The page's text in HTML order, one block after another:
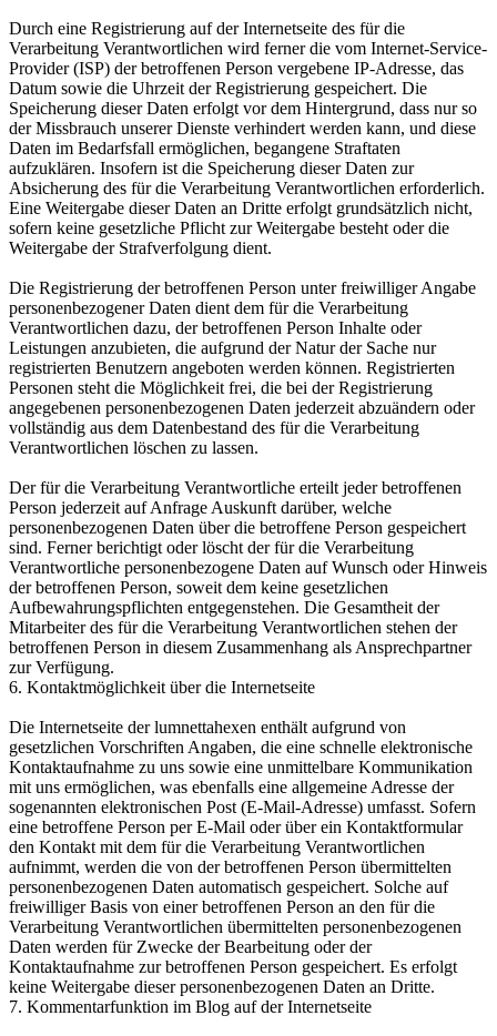
Durch eine Registrierung auf der Internetseite des für die
Verarbeitung Verantwortlichen wird ferner die vom Internet-Service-
Provider (ISP) der betroffenen Person vergebene IP-Adresse, das
Datum sowie die Uhrzeit der Registrierung gespeichert. Die
Speicherung dieser Daten erfolgt vor dem Hintergrund, dass nur so
der Missbrauch unserer Dienste verhindert werden kann, und diese
Daten im Bedarfsfall ermöglichen, begangene Straftaten
aufzuklären. Insofern ist die Speicherung dieser Daten zur
Absicherung des für die Verarbeitung Verantwortlichen erforderlich.
Eine Weitergabe dieser Daten an Dritte erfolgt grundsätzlich nicht,
sofern keine gesetzliche Pflicht zur Weitergabe besteht oder die
Weitergabe der Strafverfolgung dient.
Die Registrierung der betroffenen Person unter freiwilliger Angabe
personenbezogener Daten dient dem für die Verarbeitung
Verantwortlichen dazu, der betroffenen Person Inhalte oder
Leistungen anzubieten, die aufgrund der Natur der Sache nur
registrierten Benutzern angeboten werden können. Registrierten
Personen steht die Möglichkeit frei, die bei der Registrierung
angegebenen personenbezogenen Daten jederzeit abzuändern oder
vollständig aus dem Datenbestand des für die Verarbeitung
Verantwortlichen löschen zu lassen.
Der für die Verarbeitung Verantwortliche erteilt jeder betroffenen
Person jederzeit auf Anfrage Auskunft darüber, welche
personenbezogenen Daten über die betroffene Person gespeichert
sind. Ferner berichtigt oder löscht der für die Verarbeitung
Verantwortliche personenbezogene Daten auf Wunsch oder Hinweis
der betroffenen Person, soweit dem keine gesetzlichen
Aufbewahrungspflichten entgegenstehen. Die Gesamtheit der
Mitarbeiter des für die Verarbeitung Verantwortlichen stehen der
betroffenen Person in diesem Zusammenhang als Ansprechpartner
zur Verfügung.
6. Kontaktmöglichkeit über die Internetseite
Die Internetseite der lumnettahexen enthält aufgrund von
gesetzlichen Vorschriften Angaben, die eine schnelle elektronische
Kontaktaufnahme zu uns sowie eine unmittelbare Kommunikation
mit uns ermöglichen, was ebenfalls eine allgemeine Adresse der
sogenannten elektronischen Post (E-Mail-Adresse) umfasst. Sofern
eine betroffene Person per E-Mail oder über ein Kontaktformular
den Kontakt mit dem für die Verarbeitung Verantwortlichen
aufnimmt, werden die von der betroffenen Person übermittelten
personenbezogenen Daten automatisch gespeichert. Solche auf
freiwilliger Basis von einer betroffenen Person an den für die
Verarbeitung Verantwortlichen übermittelten personenbezogenen
Daten werden für Zwecke der Bearbeitung oder der
Kontaktaufnahme zur betroffenen Person gespeichert. Es erfolgt
keine Weitergabe dieser personenbezogenen Daten an Dritte.
7. Kommentarfunktion im Blog auf der Internetseite